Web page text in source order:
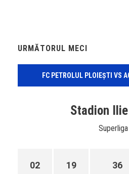
URMĂTORUL MECI
FC PETROLUL PLOIEȘTI VS
Stadion
Superliga
02 19 36